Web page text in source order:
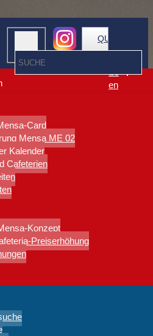
Card
Mensa ME 02
Kalender
Cafeterien
Konzept
Preiserhöhung
QUICKLINKS
de
en